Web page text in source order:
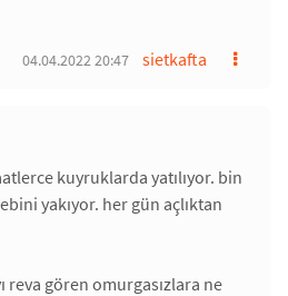
sietkafta
04.04.2022 20:47
kuyruklarda yatılıyor. bin
yakıyor. her gün açlıktan
reva gören omurgasızlara ne